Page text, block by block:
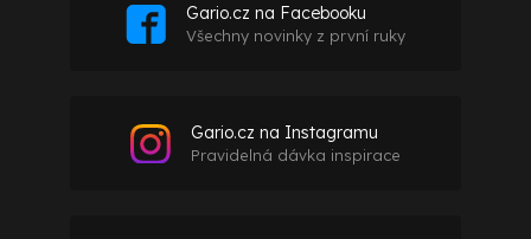
Gario.cz na Facebooku
Všechny novinky z první ruky
Gario.cz na Instagramu
Pravidelná dávka inspirace